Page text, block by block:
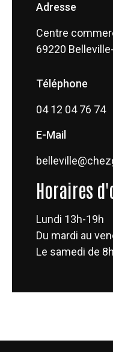
Adresse
Centre
69220
Téléphone
04 12 04 76 74
E-Mail
Horaires
Lundi 13h-19h
Du mardi au
Le samedi de